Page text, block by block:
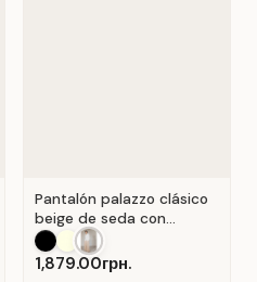
Pantalón palazzo clásico
beige de seda con
pliegues . Beige.
1,879.00грн.